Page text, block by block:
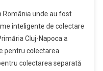
România unde au fost
inteligente de colectare
Cluj-Napoca a
pentru colectarea
colectarea separată